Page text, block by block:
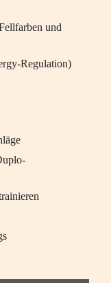
und
Regulation)